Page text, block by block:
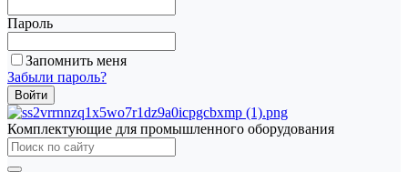
Пароль
Запомнить меня
Забыли пароль?
Комплектующие для промышленного оборудования